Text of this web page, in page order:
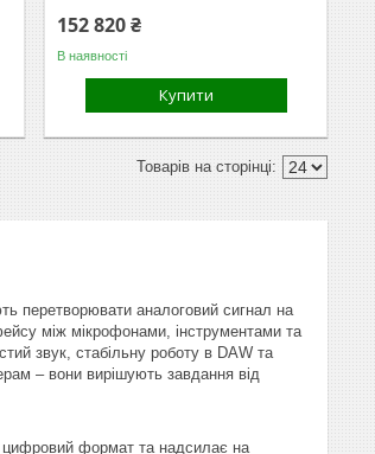
152 820 ₴
В наявності
Купити
перетворювати аналоговий сигнал на
між мікрофонами, інструментами та
звук, стабільну роботу в DAW та
– вони вирішують завдання від
цифровий формат та надсилає на